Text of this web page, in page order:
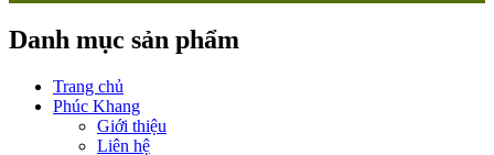
Danh mục sản phẩm
Trang chủ
Phúc Khang
Giới thiệu
Liên hệ